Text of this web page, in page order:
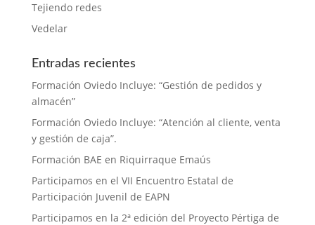
Tejiendo redes
Vedelar
Entradas recientes
Formación Oviedo Incluye: “Gestión de pedidos y
almacén”
Formación Oviedo Incluye: “Atención al cliente, venta
y gestión de caja”.
Formación BAE en Riquirraque Emaús
Participamos en el VII Encuentro Estatal de
Participación Juvenil de EAPN
Participamos en la 2ª edición del Proyecto Pértiga de